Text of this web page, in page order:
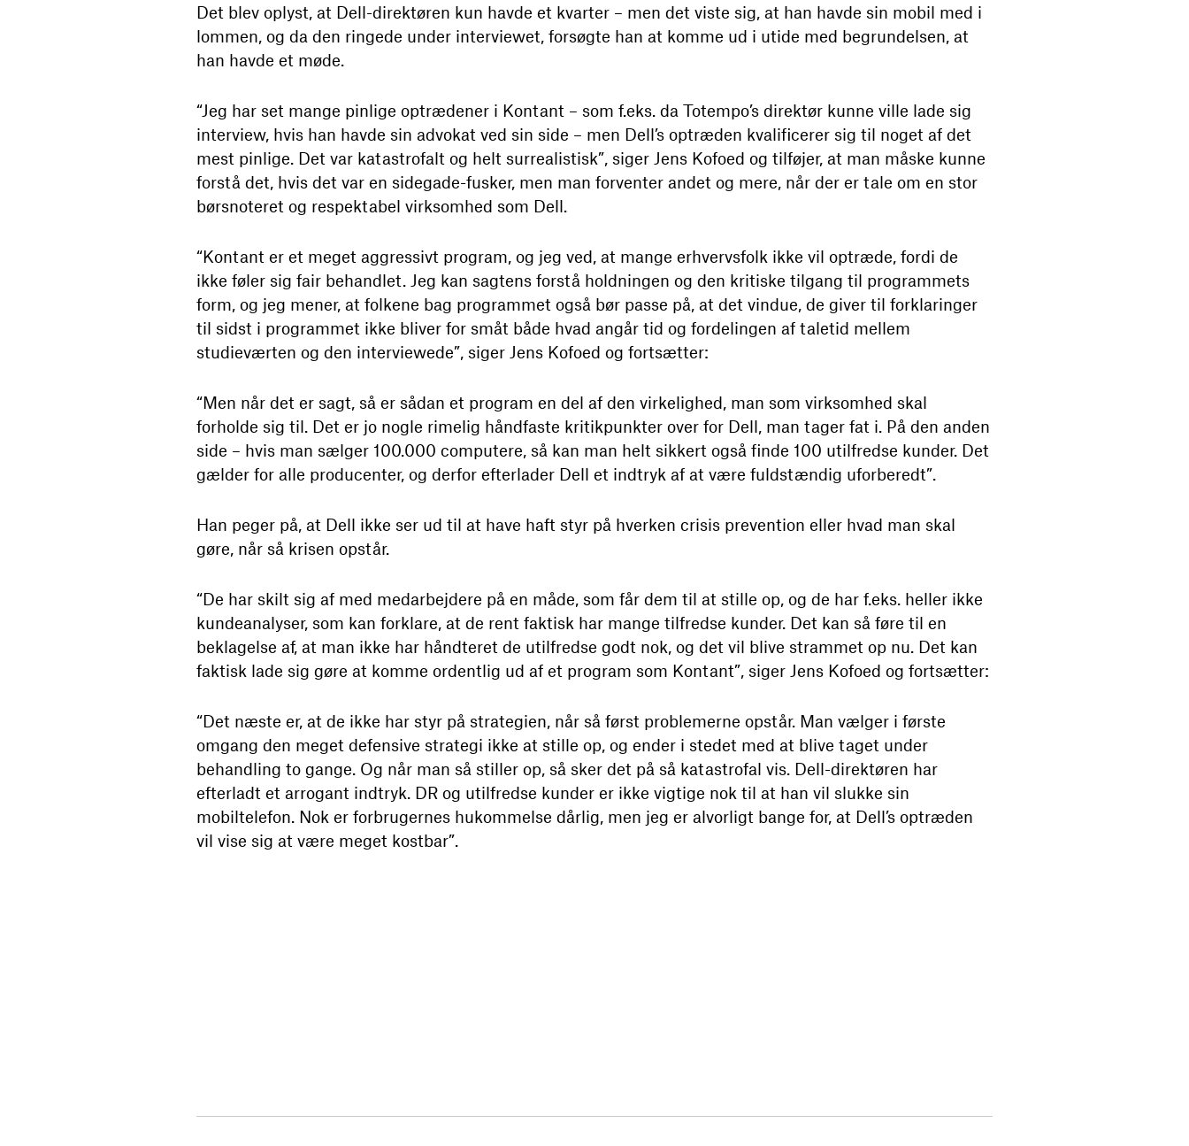
Det blev oplyst, at Dell-direktøren kun havde et kvarter – men det viste sig, at han havde sin mobil med i
lommen, og da den ringede under interviewet, forsøgte han at komme ud i utide med begrundelsen, at
han havde et møde.
“Jeg har set mange pinlige optrædener i Kontant – som f.eks. da Totempo’s direktør kunne ville lade sig
interview, hvis han havde sin advokat ved sin side – men Dell’s optræden kvalificerer sig til noget af det
mest pinlige. Det var katastrofalt og helt surrealistisk”, siger Jens Kofoed og tilføjer, at man måske kunne
forstå det, hvis det var en sidegade-fusker, men man forventer andet og mere, når der er tale om en stor
børsnoteret og respektabel virksomhed som Dell.
“Kontant er et meget aggressivt program, og jeg ved, at mange erhvervsfolk ikke vil optræde, fordi de
ikke føler sig fair behandlet. Jeg kan sagtens forstå holdningen og den kritiske tilgang til programmets
form, og jeg mener, at folkene bag programmet også bør passe på, at det vindue, de giver til forklaringer
til sidst i programmet ikke bliver for småt både hvad angår tid og fordelingen af taletid mellem
studieværten og den interviewede”, siger Jens Kofoed og fortsætter:
“Men når det er sagt, så er sådan et program en del af den virkelighed, man som virksomhed skal
forholde sig til. Det er jo nogle rimelig håndfaste kritikpunkter over for Dell, man tager fat i. På den anden
side – hvis man sælger 100.000 computere, så kan man helt sikkert også finde 100 utilfredse kunder. Det
gælder for alle producenter, og derfor efterlader Dell et indtryk af at være fuldstændig uforberedt”.
Han peger på, at Dell ikke ser ud til at have haft styr på hverken crisis prevention eller hvad man skal
gøre, når så krisen opstår.
“De har skilt sig af med medarbejdere på en måde, som får dem til at stille op, og de har f.eks. heller ikke
kundeanalyser, som kan forklare, at de rent faktisk har mange tilfredse kunder. Det kan så føre til en
beklagelse af, at man ikke har håndteret de utilfredse godt nok, og det vil blive strammet op nu. Det kan
faktisk lade sig gøre at komme ordentlig ud af et program som Kontant”, siger Jens Kofoed og fortsætter:
“Det næste er, at de ikke har styr på strategien, når så først problemerne opstår. Man vælger i første
omgang den meget defensive strategi ikke at stille op, og ender i stedet med at blive taget under
behandling to gange. Og når man så stiller op, så sker det på så katastrofal vis. Dell-direktøren har
efterladt et arrogant indtryk. DR og utilfredse kunder er ikke vigtige nok til at han vil slukke sin
mobiltelefon. Nok er forbrugernes hukommelse dårlig, men jeg er alvorligt bange for, at Dell’s optræden
vil vise sig at være meget kostbar”.